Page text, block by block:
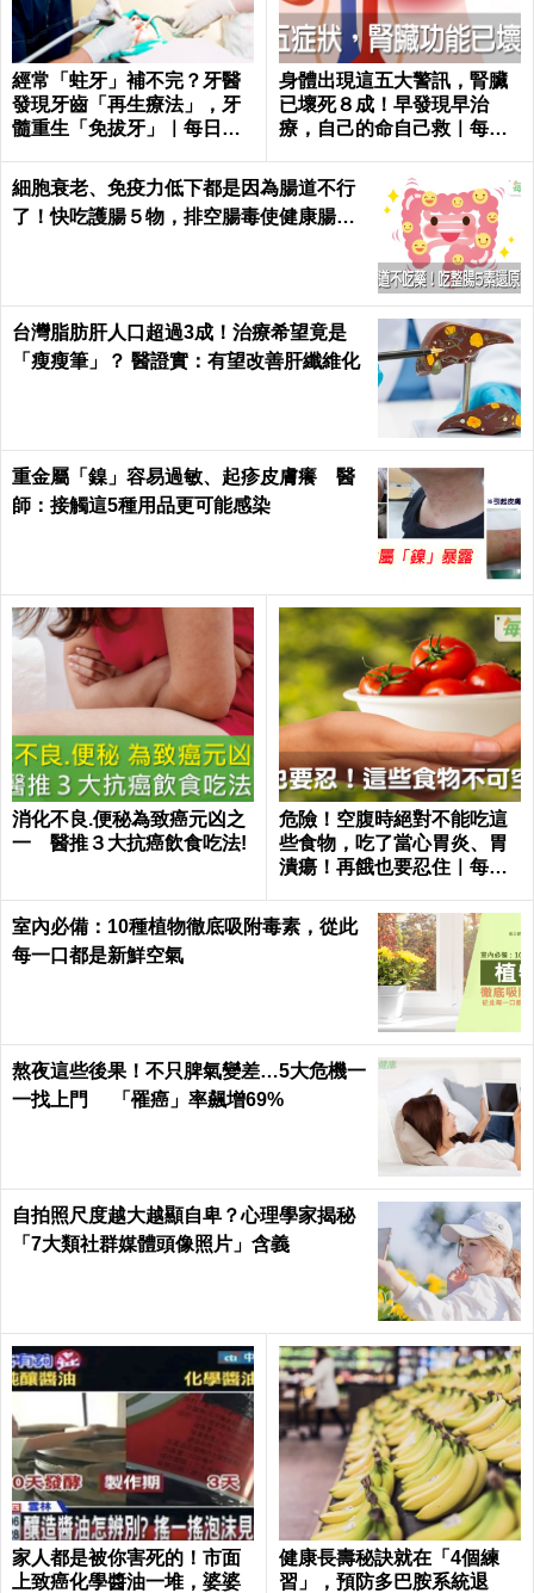
經常「蛀牙」補不完？牙醫
發現牙齒「再生療法」，牙
髓重生「免拔牙」｜每日健
身體出現這五大警訊，腎臟
已壞死８成！早發現早治
療，自己的命自己救｜每日
細胞衰老、免疫力低下都是因為腸道不行
了！快吃護腸５物，排空腸毒使健康腸腸
台灣脂肪肝人口超過3成！治療希望竟是
「瘦瘦筆」？ 醫證實：有望改善肝纖維化
重金屬「鎳」容易過敏、起疹皮膚癢 醫
師：接觸這5種用品更可能感染
消化不良.便秘為致癌元凶之
一 醫推３大抗癌飲食吃法!
危險！空腹時絕對不能吃這
些食物，吃了當心胃炎、胃
潰瘍！再餓也要忍住｜每日
室內必備：10種植物徹底吸附毒素，從此
每一口都是新鮮空氣
熬夜這些後果！不只脾氣變差…5大危機一
一找上門 「罹癌」率飆增69%
自拍照尺度越大越顯自卑？心理學家揭秘
「7大類社群媒體頭像照片」含義
家人都是被你害死的！市面
上致癌化學醬油一堆，婆婆
健康長壽秘訣就在「4個練
習」，預防多巴胺系統退